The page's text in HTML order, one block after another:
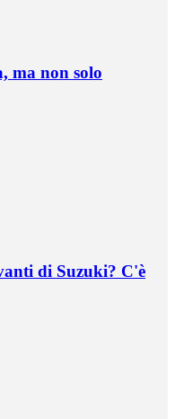
ma non solo
di Suzuki? C'è